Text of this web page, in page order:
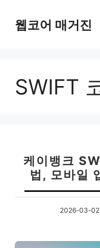
웹코어 매거진
SWIFT
케이뱅크
법, 모바일
2026-03-02